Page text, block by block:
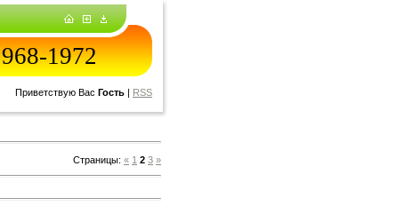
1972
Приветствую Вас Гость | RSS
Страницы: « 1 2 3 »